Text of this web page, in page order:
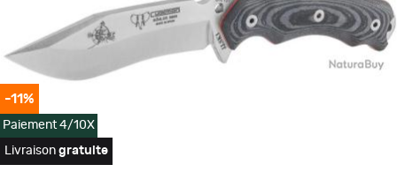
-11%
Paiement 4/10X
Livraison gratuite